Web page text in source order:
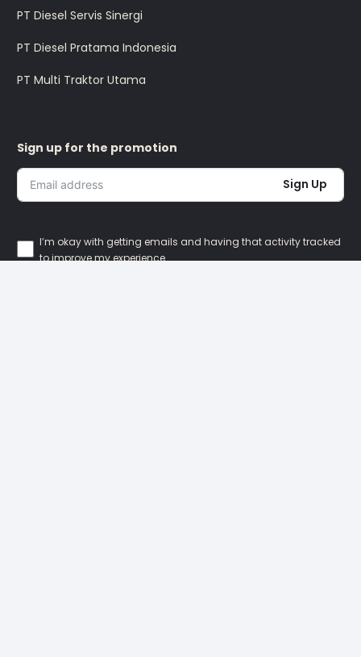
PT Diesel Servis Sinergi
PT Diesel Pratama Indonesia
PT Multi Traktor Utama
Sign up for the promotion
Sign Up
I’m okay with getting emails and having that activity tracked
to improve my experience.